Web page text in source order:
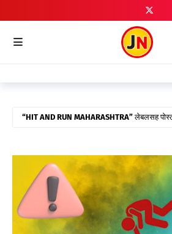
HIT AND RUN MAHARASHTRA लेबलसह